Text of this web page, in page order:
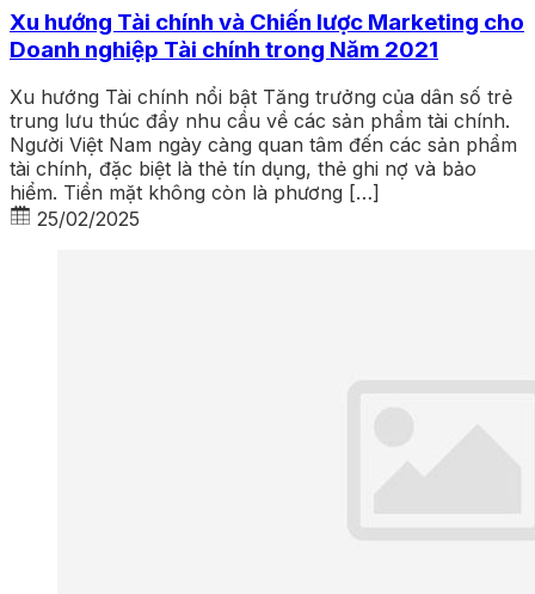
Xu hướng Tài chính và Chiến lược Marketing cho
Doanh nghiệp Tài chính trong Năm 2021
Xu hướng Tài chính nổi bật Tăng trưởng của dân số trẻ
trung lưu thúc đẩy nhu cầu về các sản phẩm tài chính.
Người Việt Nam ngày càng quan tâm đến các sản phẩm
tài chính, đặc biệt là thẻ tín dụng, thẻ ghi nợ và bảo
hiểm. Tiền mặt không còn là phương […]
25/02/2025